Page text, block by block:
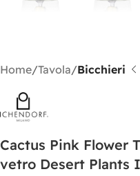
Home Tavola Bicchieri
Cactus Pink Flower
vetro Desert Plants